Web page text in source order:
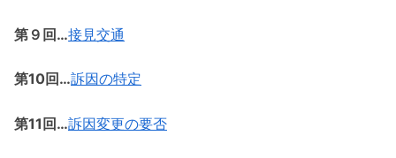
第９回…接見交通
第10回…訴因の特定
第11回…訴因変更の要否